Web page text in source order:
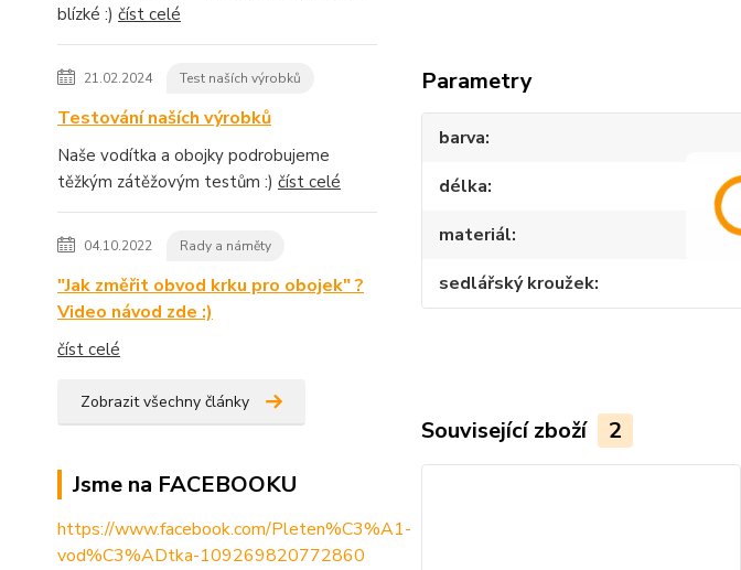
blízké :) číst celé
21.02.2024 Test naších výrobků
Testování naších výrobků
Naše vodítka a obojky podrobujeme
těžkým zátěžovým testům :) číst celé
04.10.2022 Rady a náměty
"Jak změřit obvod krku pro obojek" ?
Video návod zde :)
číst celé
Zobrazit všechny články
Jsme na FACEBOOKU
https://www.facebook.com/Pleten%C3%A1-
vod%C3%ADtka-109269820772860
Parametry
barva
délka
materiál
sedlářský kroužek
Související zboží 2